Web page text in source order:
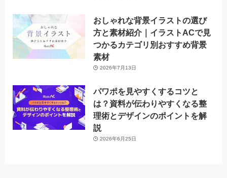
おしゃれな背景イラストの選び
方と素材紹介｜イラストACで見
つかるカテゴリ別おすすめ背景
素材
2026年7月13日
パワポを見やすくするコツと
は？資料が伝わりやすくなる整
理術とデザインのポイントを解
説
2026年6月25日